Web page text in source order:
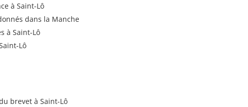
à Saint-Lô
dans la Manche
à Saint-Lô
Lô
brevet à Saint-Lô